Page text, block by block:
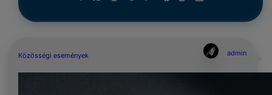
Közösségi események admin